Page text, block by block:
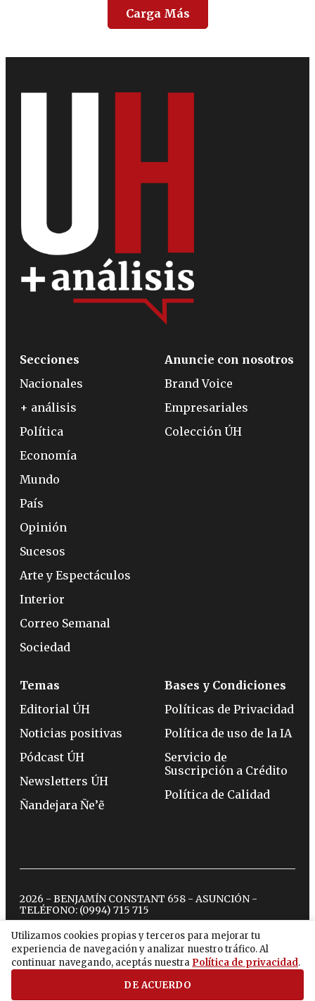
Carga Más
Utilizamos cookies propias y terceros para mejorar tu
experiencia de navegación y analizar nuestro tráfico. Al
continuar navegando, aceptás nuestra Política de privacidad.
DE ACUERDO
Secciones
Nacionales
+ análisis
Política
Economía
Mundo
País
Opinión
Sucesos
Arte y Espectáculos
Interior
Correo Semanal
Sociedad
Anuncie con nosotros
Brand Voice
Empresariales
Colección ÚH
Temas
Editorial ÚH
Noticias positivas
Pódcast ÚH
Newsletters ÚH
Ñandejara Ñe’ẽ
Bases y Condiciones
Políticas de Privacidad
Política de uso de la IA
Servicio de
Suscripción a Crédito
Política de Calidad
2026 - BENJAMÍN CONSTANT 658 - ASUNCIÓN -
TELÉFONO: (0994) 715 715
twitterinstagram
facebook
tiktokyoutubespotify